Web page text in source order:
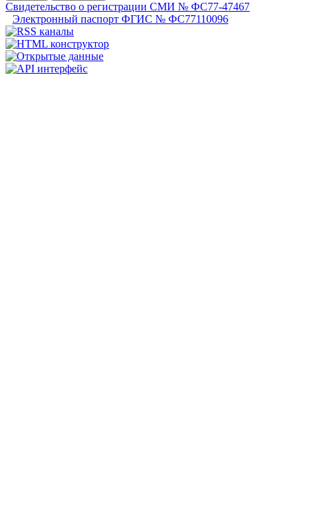
Свидетельство о регистрации СМИ № ФС77-47467
Электронный паспорт ФГИС № ФС77110096